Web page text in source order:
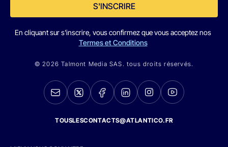
S'INSCRIRE
En cliquant sur s'inscrire, vous confirmez que vous acceptez nos
Termes et Conditions
© 2026 Talmont Media SAS. tous droits réservés.
TOUSLESCONTACTS@ATLANTICO.FR